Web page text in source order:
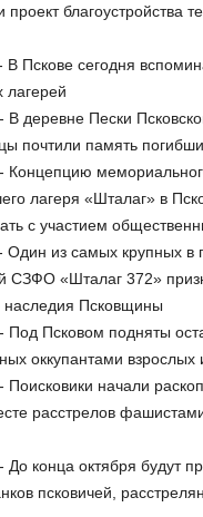
проект благоустройства
В Пскове сегодня
лагерей
В деревне Пески
почтили память
Концепцию
лагеря «Шталаг» в
с участием
Один из самых крупных в
СЗФО «Шталаг 372»
наследия Псковщины
Под Псковом подняты
оккупантами взрослых
Поисковики начали
расстрелов
До конца октября будут
псковичей,